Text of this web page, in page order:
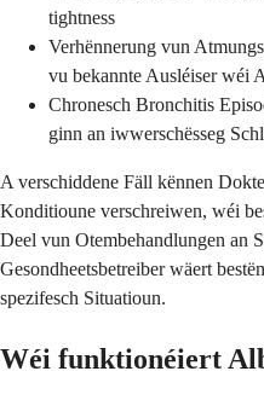
tightness
Verhënnerung vun
vu bekannte Ausléiser wéi
Chronesch Bronchitis
ginn an iwwerschësseg
A verschiddene Fäll kënnen
Konditioune verschreiwen, wéi
Deel vun Otembehandlungen an
Gesondheetsbetreiber wäert
spezifesch Situatioun.
Wéi funktionéiert